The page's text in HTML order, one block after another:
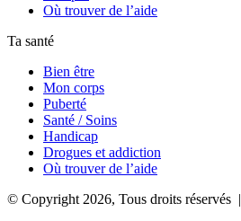
Où trouver de l’aide
Ta santé
Bien être
Mon corps
Puberté
Santé / Soins
Handicap
Drogues et addiction
Où trouver de l’aide
© Copyright 2026, Tous droits réservés |